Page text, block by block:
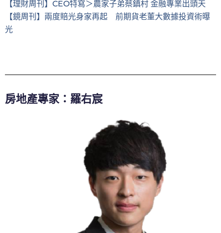
【理財周刊】CEO特寫＞農家子弟蔡鎮村 金融專業出頭天
【鏡周刊】兩度賠光身家再起 前期貨老董大數據投資術曝
光
房地產專家：羅右宸